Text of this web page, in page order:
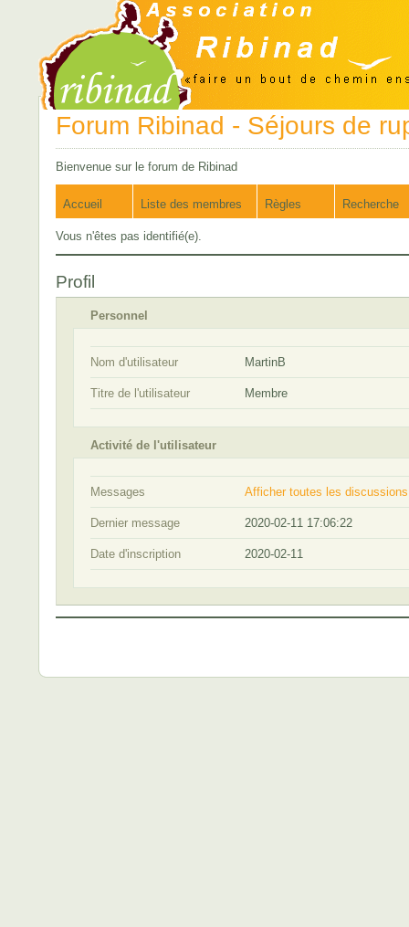
Forum Ribinad - Séjours de
Bienvenue sur le forum de Ribinad
Accueil Liste des membres Règles Recherche
Vous n'êtes pas identifié(e).
Profil
Personnel
Nom d'utilisateur MartinB
Titre de l'utilisateur Membre
Activité de l'utilisateur
Messages Afficher toutes les discussions
Dernier message 2020-02-11 17:06:22
Date d'inscription 2020-02-11